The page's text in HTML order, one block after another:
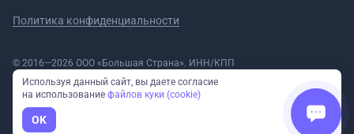
Политика конфиденциальности
© 2016—2026 ООО «Большая Страна». ИНН/КПП
5908078160/590801001 ОГРН 1185958020533
Номер в реестре Роскомнадзора № 59-18-006319 (Приказ № 321 от
11.10.2018)
Полное или частичное копирование изображений и текстов возможно
только с указанием активной ссылки на сайт Большая Страна.
Используя данный сайт, вы даете согласие
на использование файлов куки (cookie)
OK